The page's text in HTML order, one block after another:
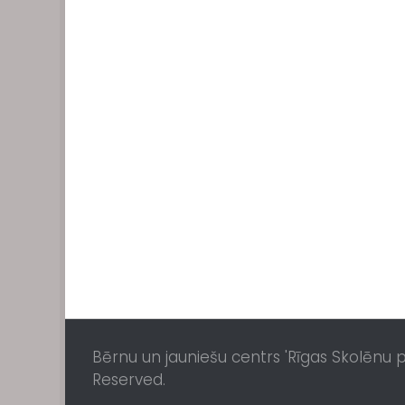
Bērnu un jauniešu centrs 'Rīgas Skolēnu
Reserved.